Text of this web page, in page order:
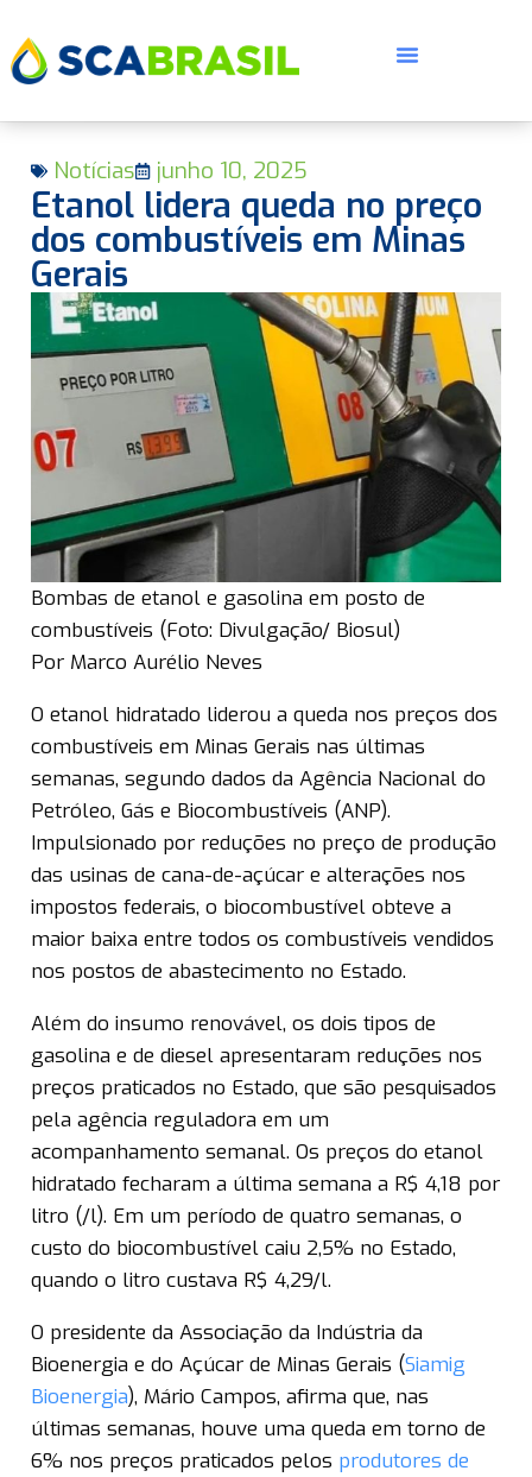
Notícias junho 10, 2025
Etanol lidera queda no preço
dos combustíveis em Minas
Gerais
Bombas de etanol e gasolina em posto de
combustíveis (Foto: Divulgação/ Biosul)
Por Marco Aurélio Neves
O etanol hidratado liderou a queda nos preços dos
combustíveis em Minas Gerais nas últimas
semanas, segundo dados da Agência Nacional do
Petróleo, Gás e Biocombustíveis (ANP).
Impulsionado por reduções no preço de produção
das usinas de cana-de-açúcar e alterações nos
impostos federais, o biocombustível obteve a
maior baixa entre todos os combustíveis vendidos
nos postos de abastecimento no Estado.
Além do insumo renovável, os dois tipos de
gasolina e de diesel apresentaram reduções nos
preços praticados no Estado, que são pesquisados
pela agência reguladora em um
acompanhamento semanal. Os preços do etanol
hidratado fecharam a última semana a R$ 4,18 por
litro (/l). Em um período de quatro semanas, o
custo do biocombustível caiu 2,5% no Estado,
quando o litro custava R$ 4,29/l.
O presidente da Associação da Indústria da
Bioenergia e do Açúcar de Minas Gerais (Siamig
Bioenergia), Mário Campos, afirma que, nas
últimas semanas, houve uma queda em torno de
6% nos preços praticados pelos produtores de